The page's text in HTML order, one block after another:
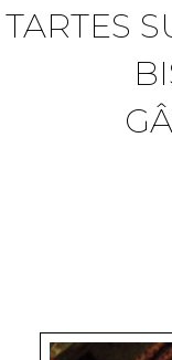
TARTES